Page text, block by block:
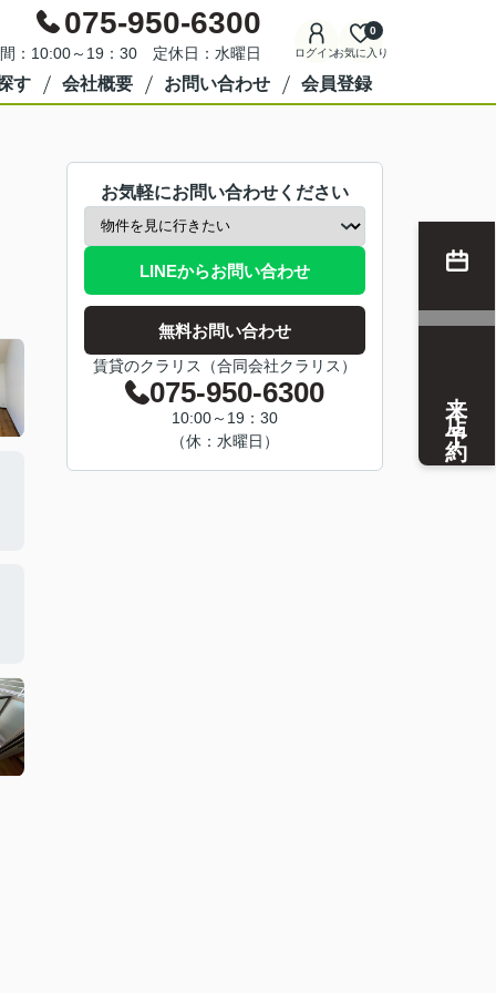
075-950-6300
：10:00～19：30 定休日：水曜日 ログインお気に入り
0
す 会社概要 お問い合わせ 会員登録
お気軽にお問い合わせください
LINEからお問い合わせ
無料お問い合わせ
賃貸のクラリス（合同会社クラリス）
075-950-6300
10:00～19：30
（休：水曜日）
来店予約